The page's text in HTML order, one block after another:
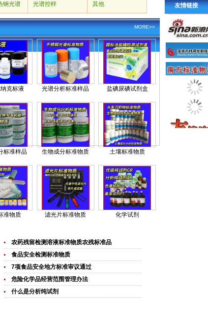
钢光谱 光谱控样 其他
MORE>>
克标液 光谱分析标准样品 盐碘尿碘试剂盒
标准样品 生物成分标准物质 土壤标准物质
准物质 滤光片标准物质 化学试剂
农药残留检测溶液标准物质农残标准品
食品安全检测标准物质
7项食品安全地方标准审议通过
危险化学品经营范围管理办法
什么是分析纯试剂
友情链接